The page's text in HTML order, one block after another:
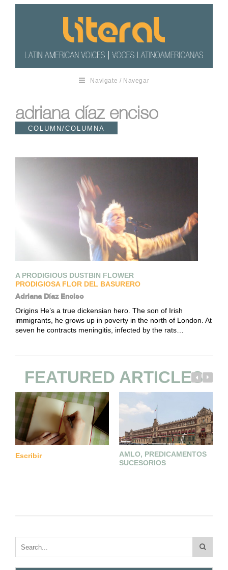
Navigate / Navegar
adriana díaz enciso
COLUMN/COLUMNA
A PRODIGIOUS DUSTBIN FLOWER
PRODIGIOSA FLOR DEL BASURERO
Adriana Díaz Enciso
Origins He’s a true dickensian hero. The son of Irish
immigrants, he grows up in poverty in the north of London. At
seven he contracts meningitis, infected by the rats…
FEATURED ARTICLES
Escribir
AMLO, PREDICAMENTOS
SUCESORIOS